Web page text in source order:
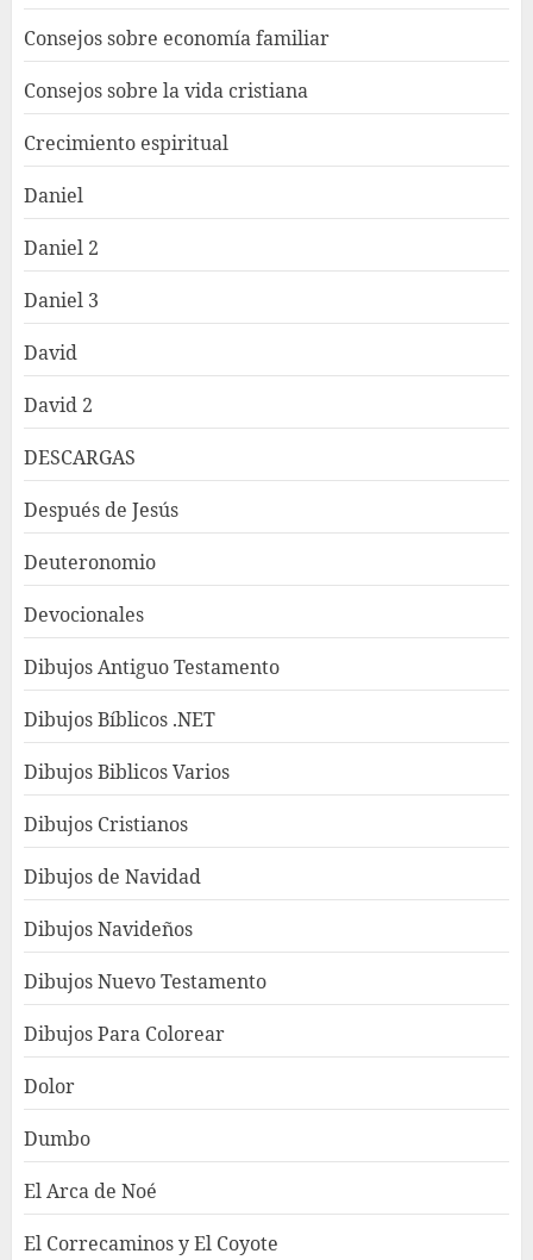
Consejos sobre economía familiar
Consejos sobre la vida cristiana
Crecimiento espiritual
Daniel
Daniel 2
Daniel 3
David
David 2
DESCARGAS
Después de Jesús
Deuteronomio
Devocionales
Dibujos Antiguo Testamento
Dibujos Bíblicos .NET
Dibujos Biblicos Varios
Dibujos Cristianos
Dibujos de Navidad
Dibujos Navideños
Dibujos Nuevo Testamento
Dibujos Para Colorear
Dolor
Dumbo
El Arca de Noé
El Correcaminos y El Coyote